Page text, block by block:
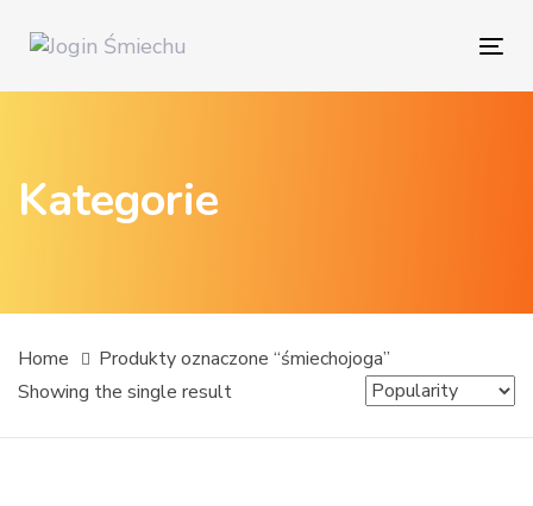
links
Kategorie
Home
Produkty oznaczone “śmiechojoga”
Showing the single result